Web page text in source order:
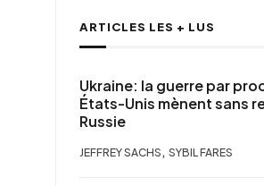
ARTICLES LES + LUS
Ukraine: la guerre par
États-Unis mènent sans
Russie
JEFFREY SACHS , SYBIL FARES